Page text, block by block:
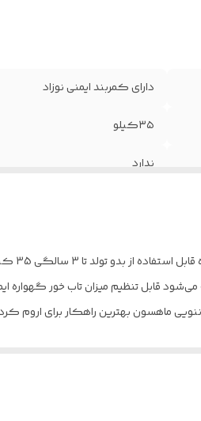
دارای کمربند ایمنی نوزاد
۳۵کیلو
ندارد
استفاده بصورت تخت و گود دارد
با آب ولرم یا سرد✅ مایع نرم
قابل تنظیم میزان تاب خور گهواره
ماهسون بهترین راهکار برای اروم